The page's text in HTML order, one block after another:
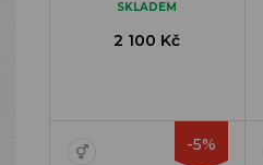
SKLADEM
2 100 Kč
-5%